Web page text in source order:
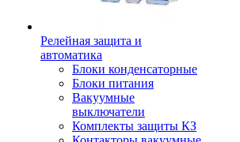
Релейная защита и
автоматика
Блоки конденсаторные
Блоки питания
Вакуумные
выключатели
Комплекты защиты КЗ